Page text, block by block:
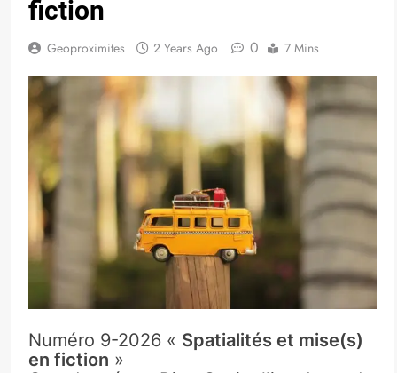
fiction
Geoproximites 2 Years Ago 0 7 Mins
Numéro 9-2026 « Spatialités et mise(s)
en fiction »